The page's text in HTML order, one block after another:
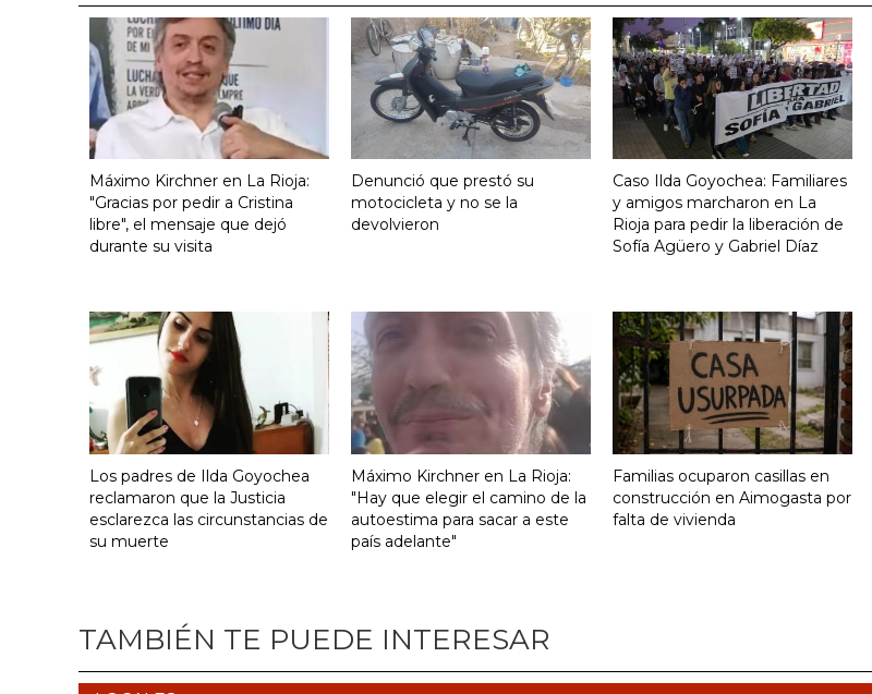
Máximo Kirchner en La Rioja:
"Gracias por pedir a Cristina
libre", el mensaje que dejó
durante su visita
Denunció que prestó su
motocicleta y no se la
devolvieron
Caso Ilda Goyochea: Familiares
y amigos marcharon en La
Rioja para pedir la liberación de
Sofía Agüero y Gabriel Díaz
Los padres de Ilda Goyochea
reclamaron que la Justicia
esclarezca las circunstancias de
su muerte
Máximo Kirchner en La Rioja:
"Hay que elegir el camino de la
autoestima para sacar a este
país adelante"
Familias ocuparon casillas en
construcción en Aimogasta por
falta de vivienda
TAMBIÉN TE PUEDE INTERESAR